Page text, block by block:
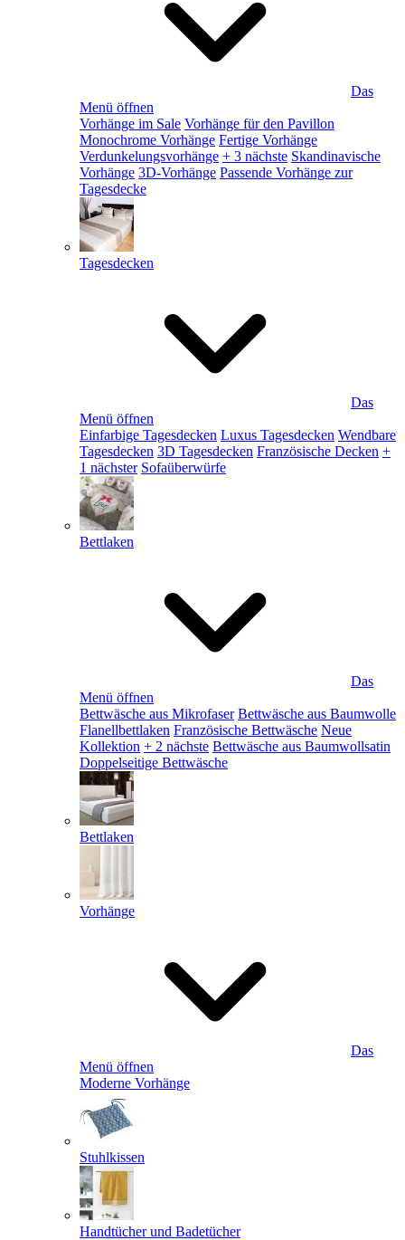
Das
Menü öffnen
Vorhänge im Sale Vorhänge für den Pavillon
Monochrome Vorhänge Fertige Vorhänge
Verdunkelungsvorhänge + 3 nächste Skandinavische
Vorhänge 3D-Vorhänge Passende Vorhänge zur
Tagesdecke
Tagesdecken
Das
Menü öffnen
Einfarbige Tagesdecken Luxus Tagesdecken Wendbare
Tagesdecken 3D Tagesdecken Französische Decken +
1 nächster Sofaüberwürfe
Bettlaken
Das
Menü öffnen
Bettwäsche aus Mikrofaser Bettwäsche aus Baumwolle
Flanellbettlaken Französische Bettwäsche Neue
Kollektion + 2 nächste Bettwäsche aus Baumwollsatin
Doppelseitige Bettwäsche
Bettlaken
Vorhänge
Das
Menü öffnen
Moderne Vorhänge
Stuhlkissen
Handtücher und Badetücher